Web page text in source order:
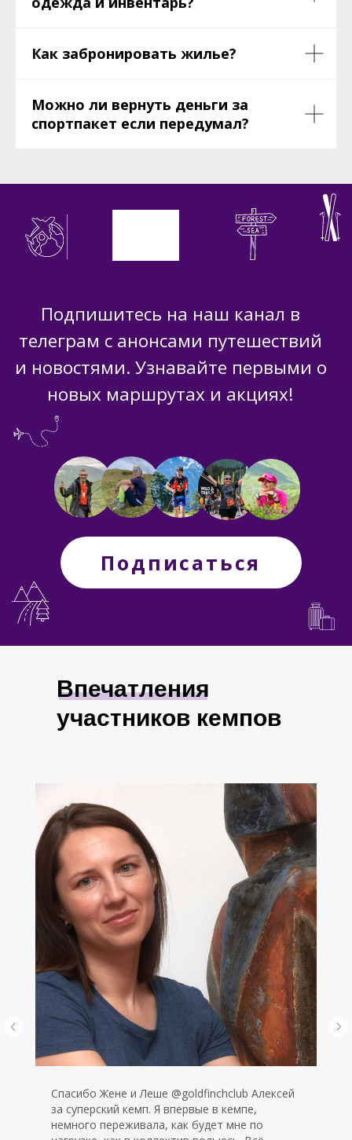
Как забронировать жилье?
Можно ли вернуть деньги за
спортпакет если передумал?
Впечатления
участников кемпов
Жене и Леше @goldfinchclub Алексей
кемп. Я впервые в кемпе,
переживала, как будет мне по